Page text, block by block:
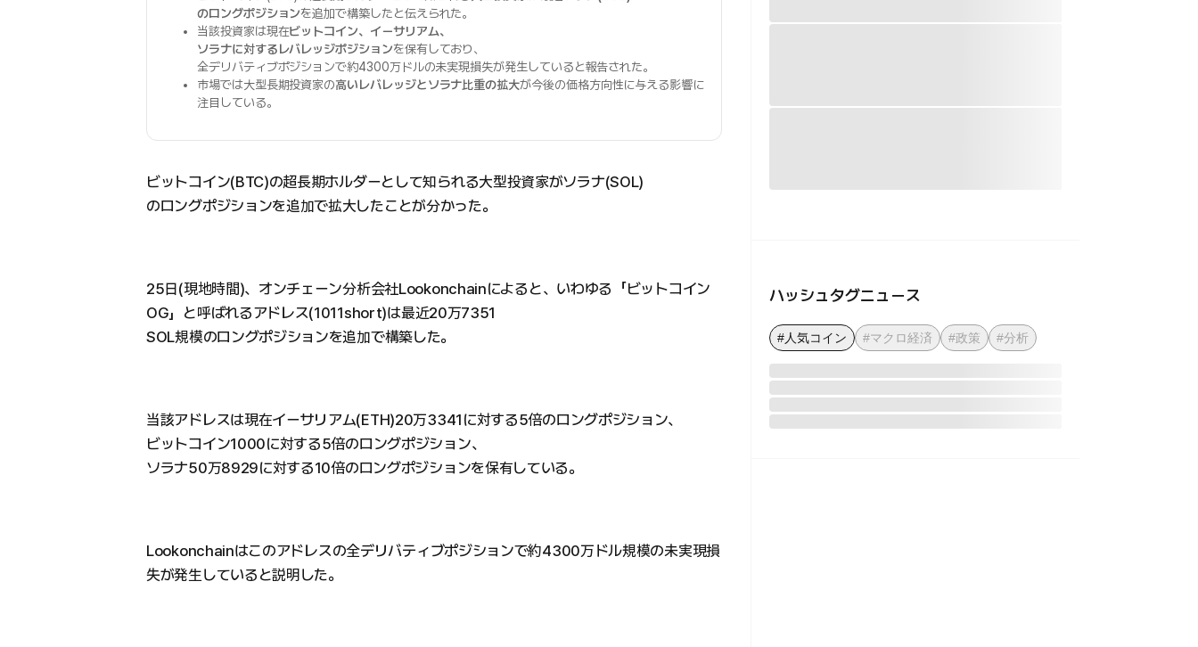
のロングポジションを追加で構築したと伝えられた。
当該投資家は現在ビットコイン、イーサリアム、
ソラナに対するレバレッジポジションを保有しており、
全デリバティブポジションで約4300万ドルの未実現損失が発生していると報告された。
市場では大型長期投資家の高いレバレッジとソラナ比重の拡大が今後の価格方向性に与える影響に
注目している。
ビットコイン(BTC)の超長期ホルダーとして知られる大型投資家がソラナ(SOL)
のロングポジションを追加で拡大したことが分かった。
25日(現地時間)、オンチェーン分析会社Lookonchainによると、いわゆる「ビットコイン
OG」と呼ばれるアドレス(1011short)は最近20万7351
SOL規模のロングポジションを追加で構築した。
当該アドレスは現在イーサリアム(ETH)20万3341に対する5倍のロングポジション、
ビットコイン1000に対する5倍のロングポジション、
ソラナ50万8929に対する10倍のロングポジションを保有している。
Lookonchainはこのアドレスの全デリバティブポジションで約4300万ドル規模の未実現損
失が発生していると説明した。
ハッシュタグニュース
#人気コイン #マクロ経済 #政策 #分析